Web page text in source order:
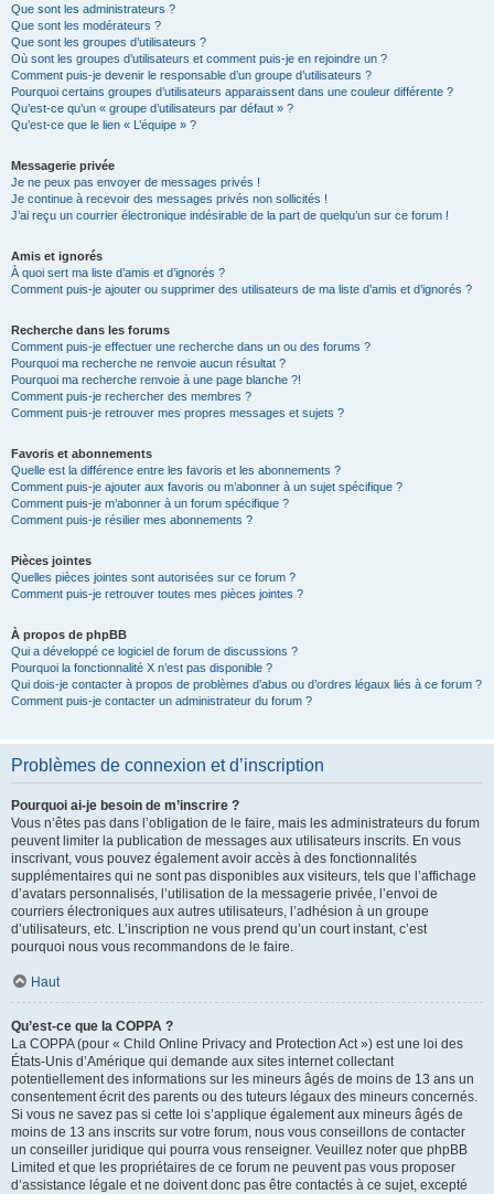
Que sont les administrateurs ?
Que sont les modérateurs ?
Que sont les groupes d’utilisateurs ?
Où sont les groupes d’utilisateurs et comment puis-je en rejoindre un ?
Comment puis-je devenir le responsable d’un groupe d’utilisateurs ?
Pourquoi certains groupes d’utilisateurs apparaissent dans une couleur différente ?
Qu’est-ce qu’un « groupe d’utilisateurs par défaut » ?
Qu’est-ce que le lien « L’équipe » ?
Messagerie privée
Je ne peux pas envoyer de messages privés !
Je continue à recevoir des messages privés non sollicités !
J’ai reçu un courrier électronique indésirable de la part de quelqu’un sur ce forum !
Amis et ignorés
À quoi sert ma liste d’amis et d’ignorés ?
Comment puis-je ajouter ou supprimer des utilisateurs de ma liste d’amis et d’ignorés ?
Recherche dans les forums
Comment puis-je effectuer une recherche dans un ou des forums ?
Pourquoi ma recherche ne renvoie aucun résultat ?
Pourquoi ma recherche renvoie à une page blanche ?!
Comment puis-je rechercher des membres ?
Comment puis-je retrouver mes propres messages et sujets ?
Favoris et abonnements
Quelle est la différence entre les favoris et les abonnements ?
Comment puis-je ajouter aux favoris ou m’abonner à un sujet spécifique ?
Comment puis-je m’abonner à un forum spécifique ?
Comment puis-je résilier mes abonnements ?
Pièces jointes
Quelles pièces jointes sont autorisées sur ce forum ?
Comment puis-je retrouver toutes mes pièces jointes ?
À propos de phpBB
Qui a développé ce logiciel de forum de discussions ?
Pourquoi la fonctionnalité X n’est pas disponible ?
Qui dois-je contacter à propos de problèmes d’abus ou d’ordres légaux liés à ce forum ?
Comment puis-je contacter un administrateur du forum ?
Problèmes de connexion et d’inscription
Pourquoi ai-je besoin de m’inscrire ?
Vous n’êtes pas dans l’obligation de le faire, mais les administrateurs du forum
peuvent limiter la publication de messages aux utilisateurs inscrits. En vous
inscrivant, vous pouvez également avoir accès à des fonctionnalités
supplémentaires qui ne sont pas disponibles aux visiteurs, tels que l’affichage
d’avatars personnalisés, l’utilisation de la messagerie privée, l’envoi de
courriers électroniques aux autres utilisateurs, l’adhésion à un groupe
d’utilisateurs, etc. L’inscription ne vous prend qu’un court instant, c’est
pourquoi nous vous recommandons de le faire.
Haut
Qu’est-ce que la COPPA ?
La COPPA (pour « Child Online Privacy and Protection Act ») est une loi des
États-Unis d’Amérique qui demande aux sites internet collectant
potentiellement des informations sur les mineurs âgés de moins de 13 ans un
consentement écrit des parents ou des tuteurs légaux des mineurs concernés.
Si vous ne savez pas si cette loi s’applique également aux mineurs âgés de
moins de 13 ans inscrits sur votre forum, nous vous conseillons de contacter
un conseiller juridique qui pourra vous renseigner. Veuillez noter que phpBB
Limited et que les propriétaires de ce forum ne peuvent pas vous proposer
d’assistance légale et ne doivent donc pas être contactés à ce sujet, excepté